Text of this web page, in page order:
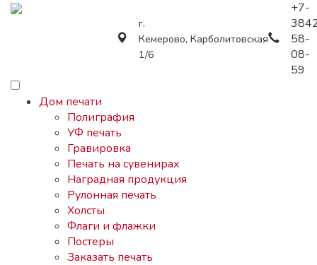
г.
Кемерово, Карболитовская
1/6
+7-
58-
08-
59
Дом печати
Полиграфия
УФ печать
Гравировка
Печать на сувенирах
Наградная продукция
Рулонная печать
Холсты
Флаги и флажки
Постеры
Заказать печать